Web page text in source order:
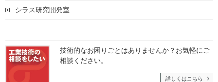
シラス研究開発室
技術的なお困りごとはありませんか？お気軽にご
相談ください。
詳しくはこちら